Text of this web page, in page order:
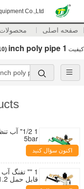
Co.,Ltd.
صفحه اصلی محصولات
کیفیت 1 inch poly pipe
5bar
اکنون سؤال کنید
1 "" تفنگ
قابل حمل 1.2-6.1m3/h